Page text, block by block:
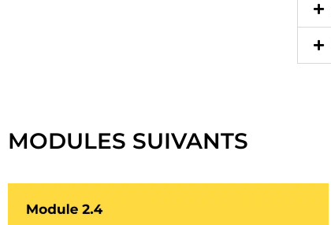
MODULES SUIVANTS